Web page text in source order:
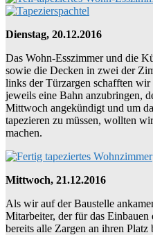
Dienstag, 20.12.2016
Das Wohn-Esszimmer und die
sowie die Decken in zwei der
links der Türzargen schafften
jeweils eine Bahn anzubringen,
Mittwoch angekündigt und um
tapezieren zu müssen, wollten
machen.
Mittwoch, 21.12.2016
Als wir auf der Baustelle
Mitarbeiter, der für das
bereits alle Zargen an ihren